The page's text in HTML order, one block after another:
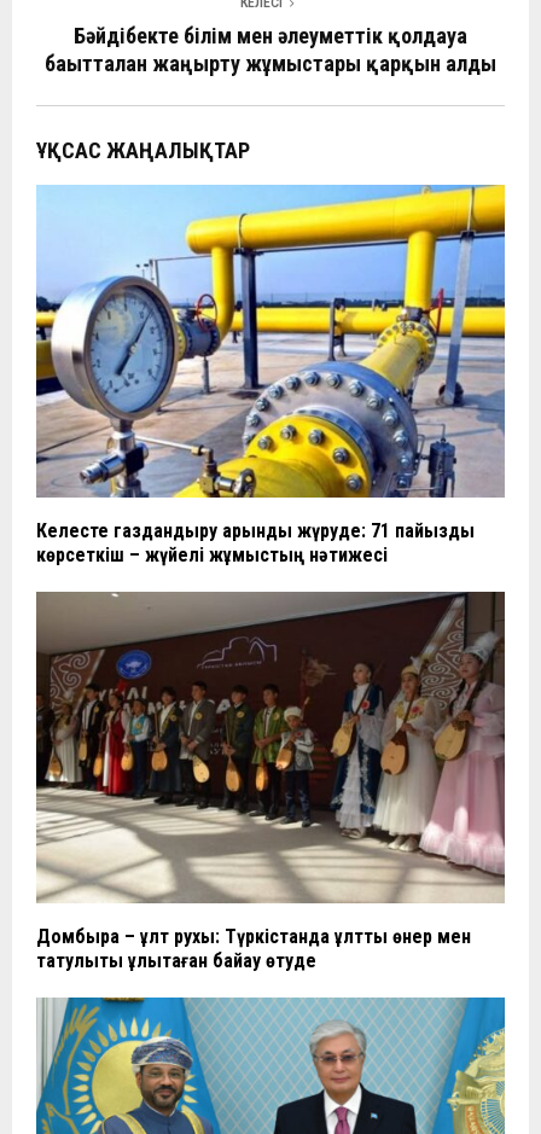
КЕЛЕСІ
Бәйдібекте білім мен әлеуметтік қолдауға
бағытталған жаңғырту жұмыстары қарқын алды
ҰҚСАС ЖАҢАЛЫҚТАР
Келесте газдандыру қарқынды жүруде: 71 пайыздық
көрсеткіш – жүйелі жұмыстың нәтижесі
Домбыра – ұлт рухы: Түркістанда ұлттық өнер мен
татулықты ұлықтаған байқау өтуде